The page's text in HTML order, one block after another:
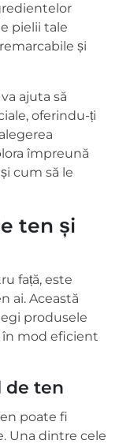
pielii tale
și
ajuta să
oferindu-ți
împreună
cum să le
ten și
față, este
ai. Această
produsele
în mod eficient
de ten
poate fi
Una dintre cele